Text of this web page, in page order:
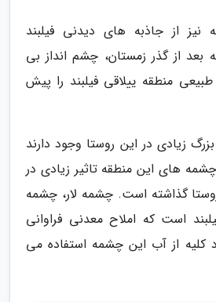
از جاذبه های دیدنی فیلبند
از گذر زمستان، چشم انداز بی
منطقه ییلاقی فیلبند را پیش
زیادی در این روستا وجود دارند
های این منطقه تاثیر زیادی در
گذاشته است. چشمه لار، چشمه
است که املاح معدنی فراوانی
کلیه از آب این چشمه استفاده می